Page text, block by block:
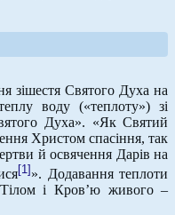
зішестя Святого Духа на
воду («теплоту») зі
Духа». «Як Святий
Христом спасіння, так
й освячення Дарів на
[1] ». Додавання теплоти
і Кров’ю живого –